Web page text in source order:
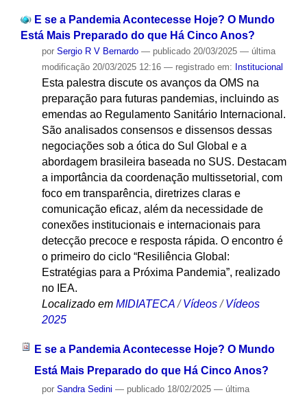
E se a Pandemia Acontecesse Hoje? O Mundo
Está Mais Preparado do que Há Cinco Anos?
por Sergio R V Bernardo — publicado20/03/2025 — última
modificação20/03/2025 12:16 — registrado em: Institucional
Esta palestra discute os avanços da OMS na
preparação para futuras pandemias, incluindo as
emendas ao Regulamento Sanitário Internacional.
São analisados consensos e dissensos dessas
negociações sob a ótica do Sul Global e a
abordagem brasileira baseada no SUS. Destacam
a importância da coordenação multissetorial, com
foco em transparência, diretrizes claras e
comunicação eficaz, além da necessidade de
conexões institucionais e internacionais para
detecção precoce e resposta rápida. O encontro é
o primeiro do ciclo “Resiliência Global:
Estratégias para a Próxima Pandemia”, realizado
no IEA.
Localizado em MIDIATECA / Vídeos / Vídeos
2025
E se a Pandemia Acontecesse Hoje? O Mundo
Está Mais Preparado do que Há Cinco Anos?
por Sandra Sedini — publicado18/02/2025 — última